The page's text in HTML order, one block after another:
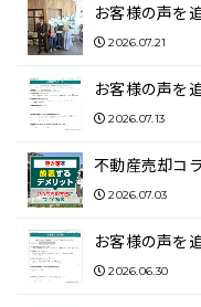
お客様の声を
2026.07.21
お客様の声を
2026.07.13
不動産売却コ
2026.07.03
お客様の声を
2026.06.30